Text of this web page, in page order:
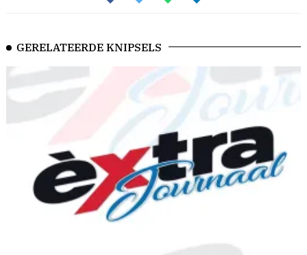
GERELATEERDE KNIPSELS